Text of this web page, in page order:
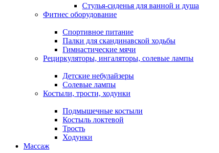
Стулья-сиденья для ванной и душа
Фитнес оборудование
Спортивное питание
Палки для скандинавской ходьбы
Гимнастические мячи
Рециркуляторы, ингаляторы, солевые лампы
Детские небулайзеры
Солевые лампы
Костыли, трости, ходунки
Подмышечные костыли
Костыль локтевой
Трость
Ходунки
Массаж